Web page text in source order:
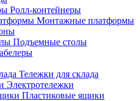
Ролл-контейнеры
Монтажные платформы
Подъемные столы
Тележки для склада
Электротележки
Пластиковые ящики